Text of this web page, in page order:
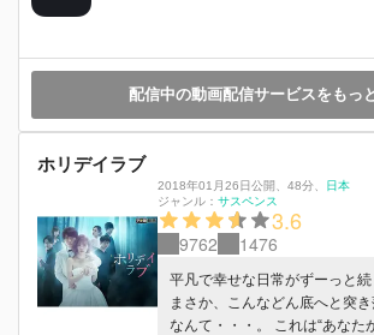
冴。本心で向き合えない2人
て、5年がたち、ひょんなこと
いはずだった。しかし、正樹
5年後の舞台では“セカンドパ
部。そして恋と仕事における女
トル、さまざまな思いが交差す
を描く5年後の第2部。随所に事
リックな展開がちりばめられた
展開の新時代エンターテイン
る！！
配信中の動画配信サービスをもっ
ホリデイラブ
2018年01月26日公開 48分
日本
ジャンル： サスペンス
3.6
9762 1476
平凡で幸せな日常がずーっと続
まさか、こんなどん底へと突
なんて・・・。 これは“あなた